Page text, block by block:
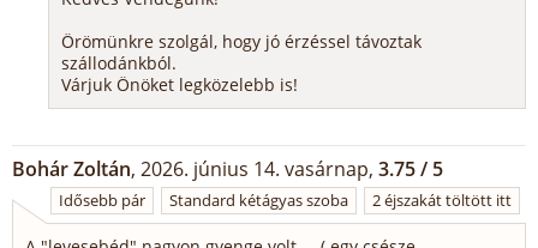
Örömünkre szolgál, hogy jó érzéssel távoztak
szállodánkból.
Várjuk Önöket legközelebb is!
Bohár Zoltán, 2026. június 14. vasárnap, 3.75 / 5
Idősebb pár Standard kétágyas szoba 2 éjszakát töltött itt